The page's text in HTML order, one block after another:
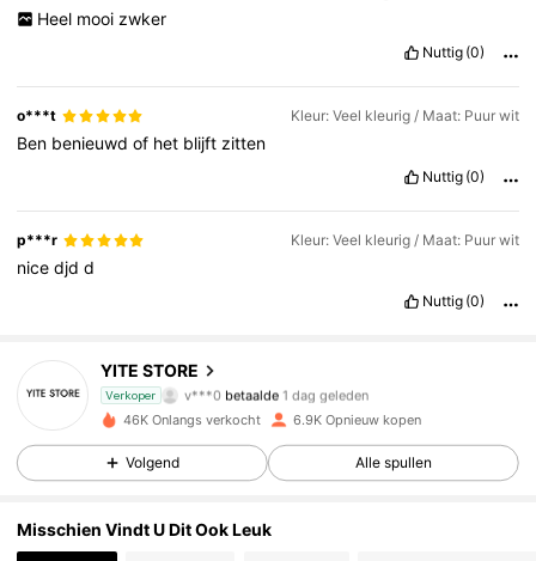
Heel mooi zwker
Nuttig (0)
o***t Kleur: Veel kleurig / Maat: Puur wit
Ben benieuwdof het blijft zitten
Nuttig (0)
p***r Kleur: Veel kleurig / Maat: Puur wit
nicedjdd
Nuttig (0)
YITE STORE
Verkoper
4.77
v***0 betaalde 1 dag geleden
46K Onlangs verkocht 6.9K Opnieuw kopen
Volgend Alle spullen
Misschien Vindt U Dit Ook Leuk